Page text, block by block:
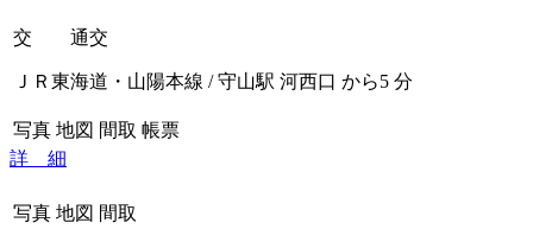
交 通交
ＪＲ東海道・山陽本線 / 守山駅 河西口 から5 分
写真 地図 間取 帳票
詳 細
写真 地図 間取